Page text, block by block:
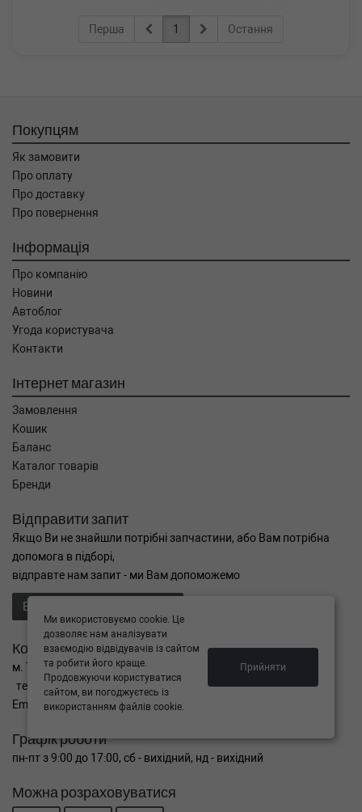
Перша 1 Остання
Покупцям
Як замовити
Про оплату
Про доставку
Про повернення
Інформація
Про компанію
Новини
Автоблог
Угода користувача
Контакти
Інтернет магазин
Замовлення
Кошик
Баланс
Каталог товарів
Бренди
Відправити запит
Якщо Ви не знайшли потрібні запчастини, або Вам потрібна
допомога в підборі,
відправте нам запит - ми Вам допоможемо
Відправити запит продавцю
Контакти
м. Тернопіль вул. Микулинецька 106а
тел. +38(099)650-59-19
Email. autokitparts@yahoo.com
Графік роботи
пн-пт з 9:00 до 17:00, сб - вихідний, нд - вихідний
Можна розраховуватися
Ми використовуємо cookie. Це
дозволяє нам аналізувати
взаємодію відвідувачів із сайтом
та робити його краще.
Продовжуючи користуватися
сайтом, ви погоджуєтесь із
використанням файлів cookie.
Прийняти